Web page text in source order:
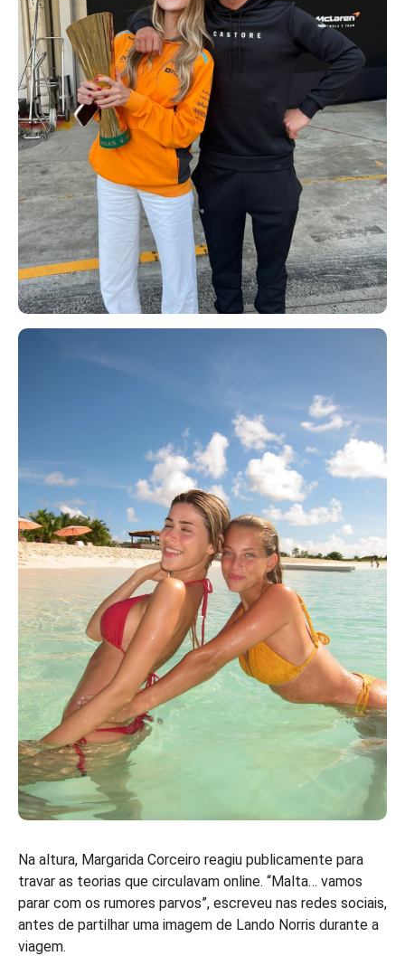
Na altura, Margarida Corceiro reagiu publicamente para
travar as teorias que circulavam online. “Malta… vamos
parar com os rumores parvos”, escreveu nas redes sociais,
antes de partilhar uma imagem de Lando Norris durante a
viagem.